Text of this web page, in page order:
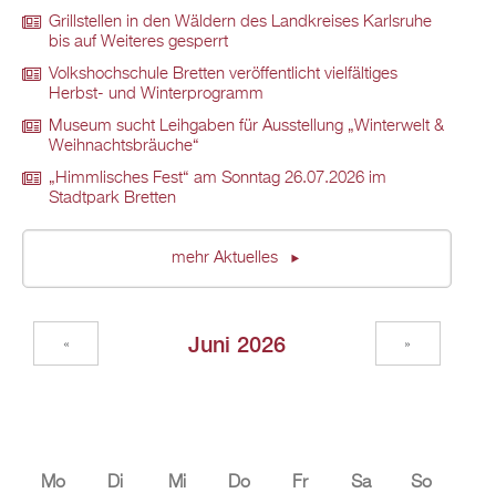
Grillstellen in den Wäldern des Landkreises Karlsruhe
bis auf Weiteres gesperrt
Volkshochschule Bretten veröffentlicht vielfältiges
Herbst- und Winterprogramm
Museum sucht Leihgaben für Ausstellung „Winterwelt &
Weihnachtsbräuche“
„Himmlisches Fest“ am Sonntag 26.07.2026 im
Stadtpark Bretten
mehr Aktuelles
Juni 2026
« »
Mo Di Mi Do Fr Sa So